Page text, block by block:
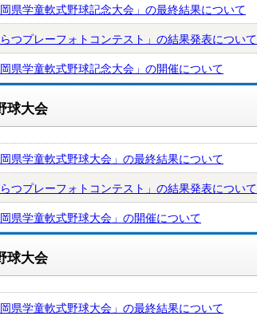
県学童軟式野球記念大会」の最終結果について
つプレーフォトコンテスト」の結果発表について
県学童軟式野球記念大会」の開催について
球大会
県学童軟式野球大会」の最終結果について
つプレーフォトコンテスト」の結果発表について
県学童軟式野球大会」の開催について
球大会
県学童軟式野球大会」の最終結果について